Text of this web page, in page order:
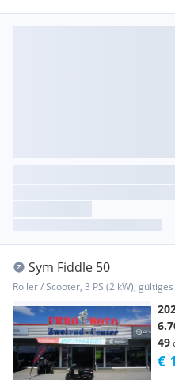
Sym Fiddle 50
Roller / Scooter, 3 PS (2 kW),
49
€